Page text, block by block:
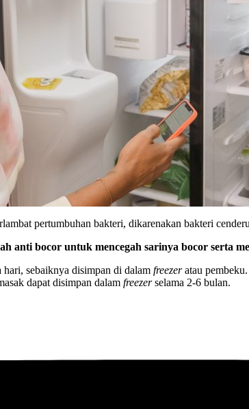
pertumbuhan bakteri, dikarenakan bakteri
anti bocor untuk mencegah sarinya bocor serta
sebaiknya disimpan di dalam freezeratau
dapat disimpan dalam freezerselama 2-6 bulan.